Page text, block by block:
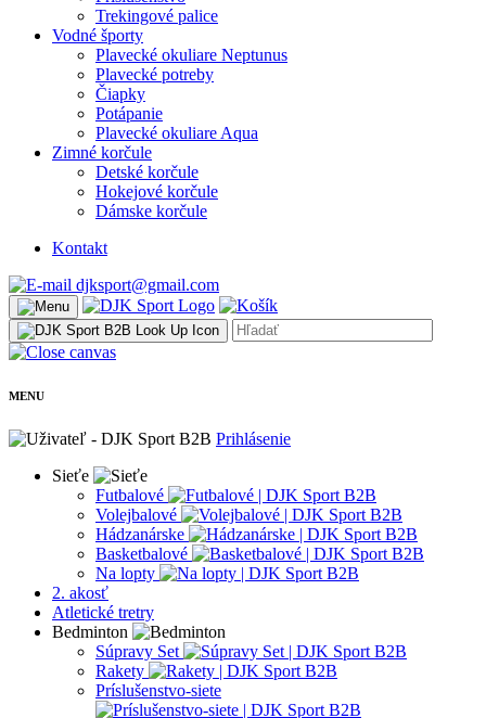
Trekingové palice
Vodné športy
Plavecké okuliare Neptunus
Plavecké potreby
Čiapky
Potápanie
Plavecké okuliare Aqua
Zimné korčule
Detské korčule
Hokejové korčule
Dámske korčule
Kontakt
djksport@gmail.com
MENU
Prihlásenie
Sieťe
Futbalové
Volejbalové
Hádzanárske
Basketbalové
Na lopty
2. akosť
Atletické tretry
Bedminton
Súpravy Set
Rakety
Príslušenstvo-siete